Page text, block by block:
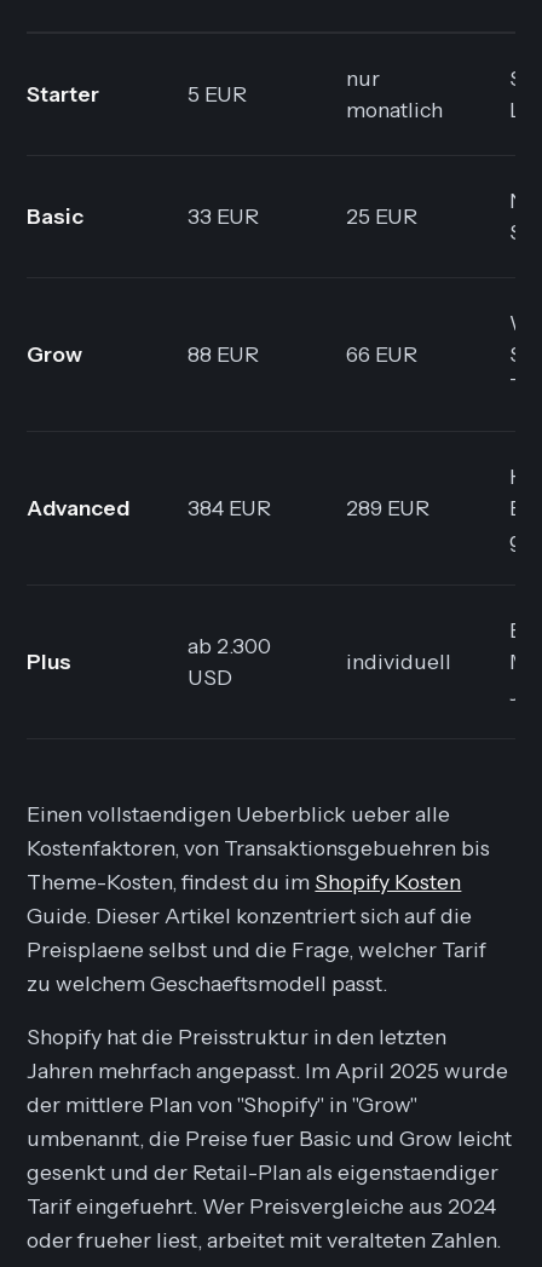
Starter 5 EUR
nur
monatlich
Basic 33 EUR 25 EUR
Grow 88 EUR 66 EUR
Advanced 384 EUR 289 EUR
Plus
ab 2.300
USD
individuell
Einen vollstaendigen Ueberblick ueber alle
Kostenfaktoren, von Transaktionsgebuehren bis
Theme-Kosten, findest du im Shopify Kosten
Guide. Dieser Artikel konzentriert sich auf die
Preisplaene selbst und die Frage, welcher Tarif
zu welchem Geschaeftsmodell passt.
Shopify hat die Preisstruktur in den letzten
Jahren mehrfach angepasst. Im April 2025 wurde
der mittlere Plan von "Shopify" in "Grow"
umbenannt, die Preise fuer Basic und Grow leicht
gesenkt und der Retail-Plan als eigenstaendiger
Tarif eingefuehrt. Wer Preisvergleiche aus 2024
oder frueher liest, arbeitet mit veralteten Zahlen.